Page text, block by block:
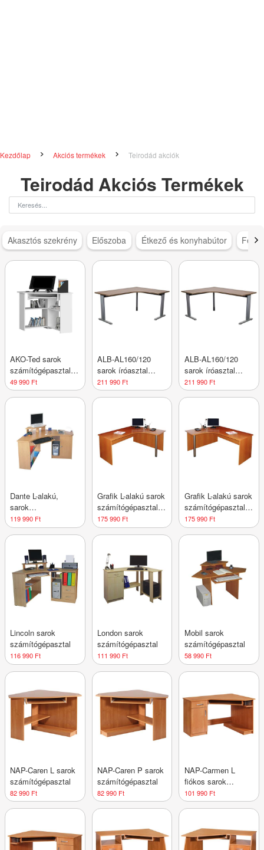
Kezdőlap Akciós termékek Teirodád akciók
Teirodád Akciós Termékek
Akasztós szekrény Előszoba Étkező és konyhabútor
AKO-Ted sarok
számítógépasztal,
fehér
49 990 Ft
ALB-AL160/120
sarok íróasztal
(217627) (balos)
211 990 Ft
ALB-AL160/120
sarok íróasztal
(217627) (jobbos)
211 990 Ft
Dante L-alakú,
sarok
számítógépasztal
119 990 Ft
Grafik L-alakú sarok
számítógépasztal
(balos)
175 990 Ft
Grafik L-alakú sarok
számítógépasztal
(jobbos)
175 990 Ft
Lincoln sarok
számítógépasztal
116 990 Ft
London sarok
számítógépasztal
111 990 Ft
Mobil sarok
számítógépasztal
58 990 Ft
NAP-Caren L sarok
számítógépasztal
82 990 Ft
NAP-Caren P sarok
számítógépasztal
82 990 Ft
NAP-Carmen L
fiókos sarok
számítógépasztal
101 990 Ft